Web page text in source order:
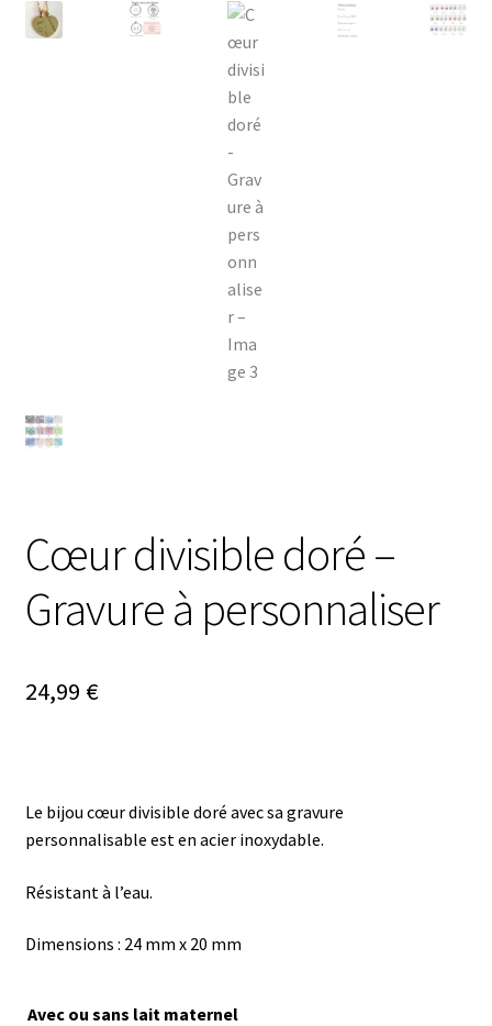
Cœur divisible doré –
Gravure à personnaliser
24,99 €
Le bijou cœur divisible doré avec sa gravure
personnalisable est en acier inoxydable.
Résistant à l’eau.
Dimensions : 24 mm x 20 mm
Avec ou sans lait maternel